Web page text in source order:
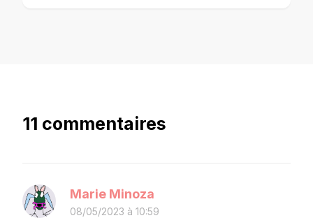
11 commentaires
Marie Minoza
08/05/2023 à 10:59